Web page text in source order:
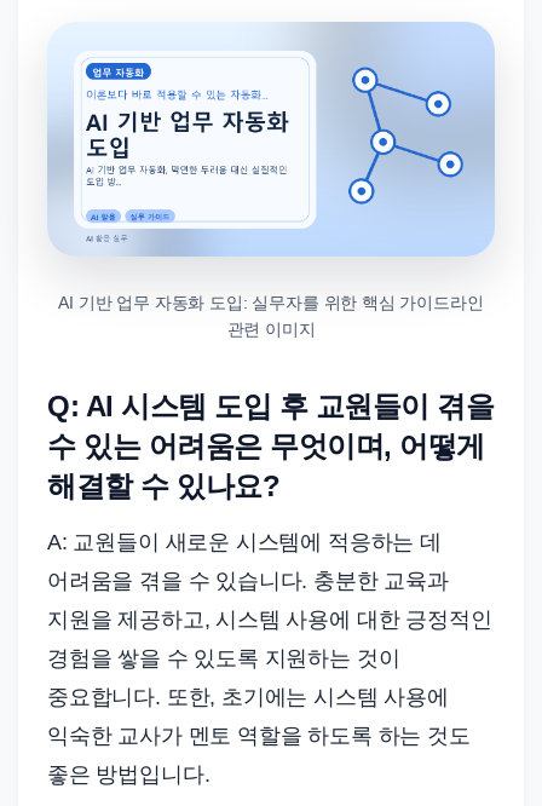
AI 기반 업무 자동화 도입: 실무자를 위한 핵심 가이드라인
관련 이미지
Q: AI 시스템 도입 후 교원들이 겪을
수 있는 어려움은 무엇이며, 어떻게
해결할 수 있나요?
A: 교원들이 새로운 시스템에 적응하는 데
어려움을 겪을 수 있습니다. 충분한 교육과
지원을 제공하고, 시스템 사용에 대한 긍정적인
경험을 쌓을 수 있도록 지원하는 것이
중요합니다. 또한, 초기에는 시스템 사용에
익숙한 교사가 멘토 역할을 하도록 하는 것도
좋은 방법입니다.